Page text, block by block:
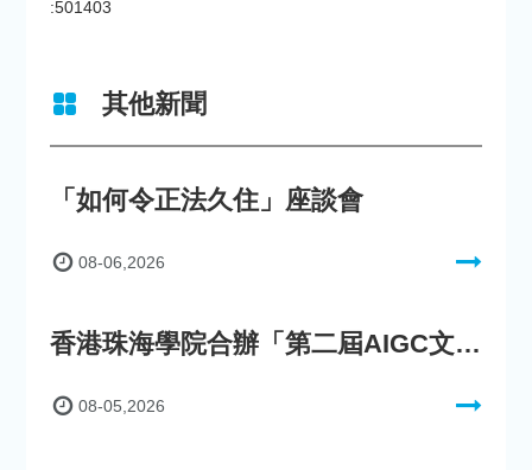
:501403
其他新聞
「如何令正法久住」座談會
08-06,2026
香港珠海學院合辦「第二屆AIGC文化數字內容創作比賽」
08-05,2026